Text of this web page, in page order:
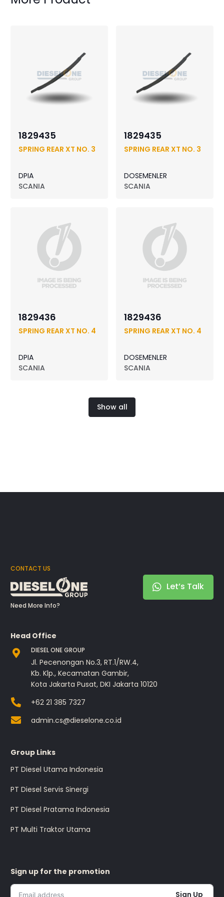
1829435
SPRING REAR XT NO. 3
DPIA
SCANIA
1829435
SPRING REAR XT NO. 3
DOSEMENLER
SCANIA
1829436
SPRING REAR XT NO. 4
DPIA
SCANIA
1829436
SPRING REAR XT NO. 4
DOSEMENLER
SCANIA
Show all
CONTACT US
Need More Info?
Let’s Talk
Head Office
DIESEL ONE GROUP
Jl. Pecenongan No.3, RT.1/RW.4,
Kb. Klp., Kecamatan Gambir,
Kota Jakarta Pusat, DKI Jakarta 10120
+62 21 385 7327
admin.cs@dieselone.co.id
Group Links
PT Diesel Utama Indonesia
PT Diesel Servis Sinergi
PT Diesel Pratama Indonesia
PT Multi Traktor Utama
Sign up for the promotion
Sign Up